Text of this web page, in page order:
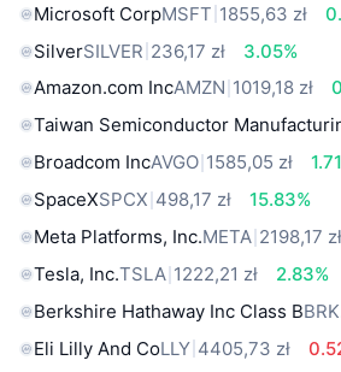
Microsoft CorpMSFT 1855,63 zł
SilverSILVER 236,17 zł
3.05%
Amazon.com IncAMZN 1019,18 zł
Taiwan Semiconductor
Broadcom IncAVGO 1585,05 zł
SpaceXSPCX 498,17 zł
15.83%
Meta Platforms, Inc.META 2198,17 zł
Tesla, Inc.TSLA 1222,21 zł
2.83%
Berkshire Hathaway Inc Class B
Eli Lilly And CoLLY 4405,73 zł